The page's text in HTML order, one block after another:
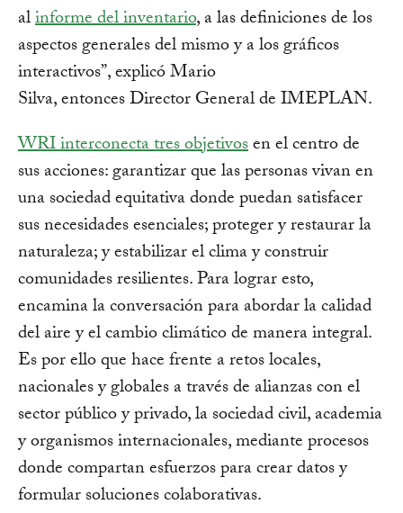
alinforme del inventario, a las definiciones de los
aspectos generales del mismo y a los gráficos
interactivos”, explicó Mario
Silva, entonces Director General de IMEPLAN.
WRI interconecta tres objetivosen el centro de
sus acciones: garantizar que las personas vivan en
una sociedad equitativa donde puedan satisfacer
sus necesidades esenciales; proteger y restaurar la
naturaleza; y estabilizar el clima y construir
comunidades resilientes. Para lograr esto,
encamina la conversación para abordar la calidad
del aire y el cambio climático de manera integral.
Es por ello que hace frente a retos locales,
nacionales y globales a través de alianzas con el
sector público y privado, la sociedad civil, academia
y organismos internacionales, mediante procesos
donde compartan esfuerzos para crear datos y
formular soluciones colaborativas.